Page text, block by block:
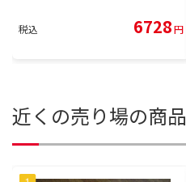
税込 6728円
近くの売り場の商品